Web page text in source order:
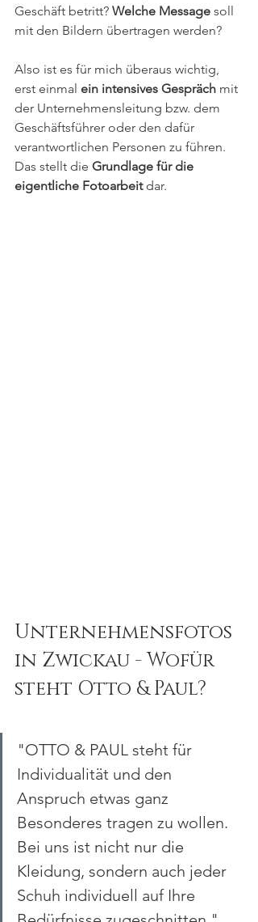
Geschäft betritt? Welche Message soll
mit den Bildern übertragen werden?
Also ist es für mich überaus wichtig,
erst einmal ein intensives Gespräch mit
der Unternehmensleitung bzw. dem
Geschäftsführer oder den dafür
verantwortlichen Personen zu führen.
Das stellt die Grundlage für die
eigentliche Fotoarbeit dar.
Unternehmensfotos
in Zwickau - Wofür
steht Otto & Paul?
"OTTO & PAUL steht für
Individualität und den
Anspruch etwas ganz
Besonderes tragen zu wollen.
Bei uns ist nicht nur die
Kleidung, sondern auch jeder
Schuh individuell auf Ihre